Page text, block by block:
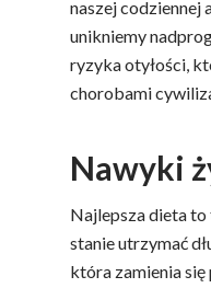
naszej codziennej
unikniemy
ryzyka otyłości,
chorobami
Nawyki
Najlepsza dieta
stanie utrzymać
która zamienia się